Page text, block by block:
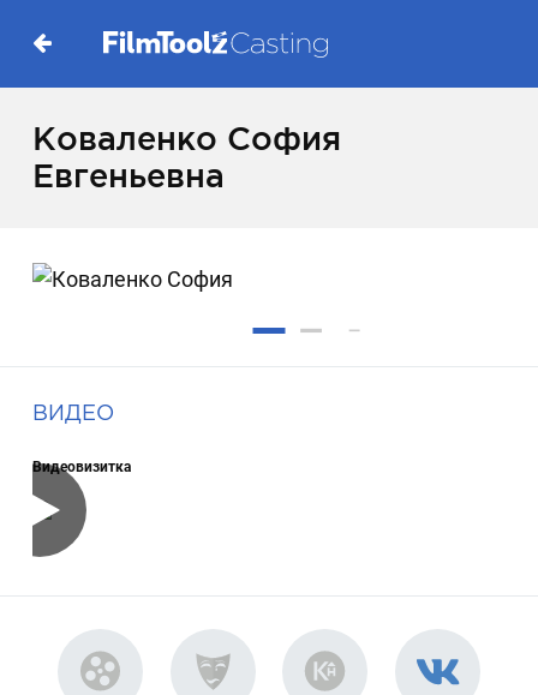
Коваленко София
Евгеньевна
ВИДЕО
Видеовизитка